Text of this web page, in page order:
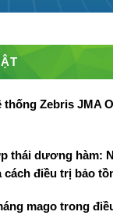
thống Zebris JMA
thái dương hàm:
điều trị bảo
mago trong